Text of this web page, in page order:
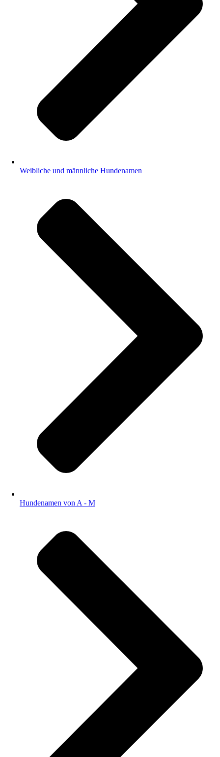
Weibliche und männliche Hundenamen
Hundenamen von A - M